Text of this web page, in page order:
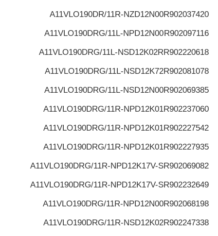
R902037420
A11VLO190DR/11R-NZD12N00
R902097116
A11VLO190DRG/11L-NPD12N00
R902220618
A11VLO190DRG/11L-NSD12K02R
R902081078
A11VLO190DRG/11L-NSD12K72
R902069385
A11VLO190DRG/11L-NSD12N00
R902237060
A11VLO190DRG/11R-NPD12K01
R902227542
A11VLO190DRG/11R-NPD12K01
R902227935
A11VLO190DRG/11R-NPD12K01
R902069082
A11VLO190DRG/11R-NPD12K17V-S
R902232649
A11VLO190DRG/11R-NPD12K17V-S
R902068198
A11VLO190DRG/11R-NPD12N00
R902247338
A11VLO190DRG/11R-NSD12K02